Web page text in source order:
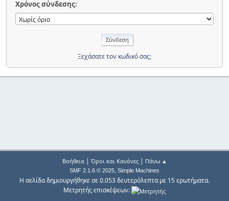
Χρόνος σύνδεσης:
Ξεχάσατε τον κωδικό σας;
Βοήθεια| Όροι και Κανόνες| Πάνω ▲
SMF 2.1.6 © 2025, Simple Machines
Η σελίδα δημιουργήθηκε σε 0.053 δευτερόλεπτα με 15 ερωτήματα.
Μετρητής επισκέψεων: